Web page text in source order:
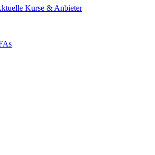
Kurse & Anbieter